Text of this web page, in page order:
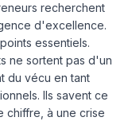
recherchent
d'excellence.
essentiels.
ne sortent pas d'un
du vécu en tant
Ils savent ce
chiffre, à une crise